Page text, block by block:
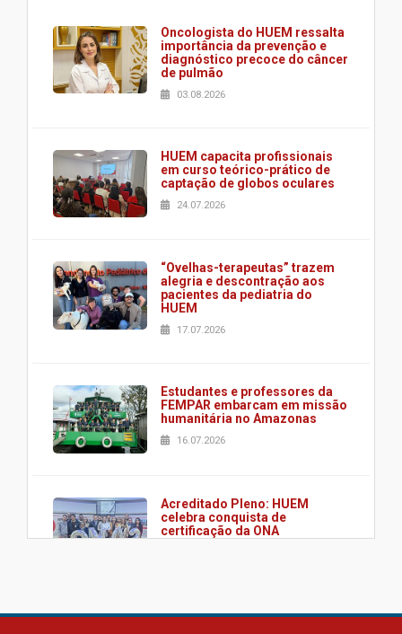
Oncologista do HUEM ressalta
importância da prevenção e
diagnóstico precoce do câncer
de pulmão
03.08.2026
HUEM capacita profissionais
em curso teórico-prático de
captação de globos oculares
24.07.2026
“Ovelhas-terapeutas” trazem
alegria e descontração aos
pacientes da pediatria do
HUEM
17.07.2026
Estudantes e professores da
FEMPAR embarcam em missão
humanitária no Amazonas
16.07.2026
Acreditado Pleno: HUEM
celebra conquista de
certificação da ONA
HUEM é o primeiro hospital do